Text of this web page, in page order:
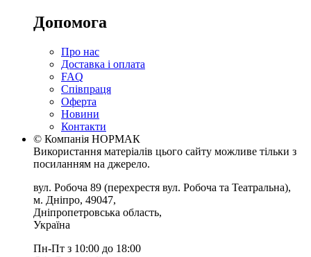
Допомога
Про нас
Доставка і оплата
FAQ
Співпраця
Оферта
Новини
Контакти
© Компанія НОРМАК
Використання матеріалів цього сайту можливе тільки з
посиланням на джерело.
вул. Робоча 89 (перехрестя вул. Робоча та Театральна),
м. Дніпро, 49047,
Дніпропетровська область,
Україна
Пн-Пт з 10:00 до 18:00